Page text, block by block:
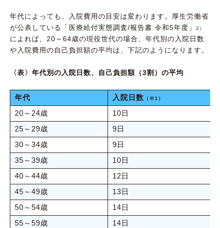
年代によっても、入院費用の目安は変わります。厚生労働省
が公表している「医療給付実態調査/報告書 令和5年度」
2）
によれば、20～64歳の現役世代の場合、年代別の入院日数
や入院費用の自己負担額の平均は、下記のようになります。
〈表〉年代別の入院日数、自己負担額（3割）の平均
年代 入院日数 （※1）
20～24歳
10日
25～29歳
9日
30～34歳
9日
35～39歳
10日
40～44歳
12日
45～49歳
13日
50～54歳
14日
55～59歳
14日